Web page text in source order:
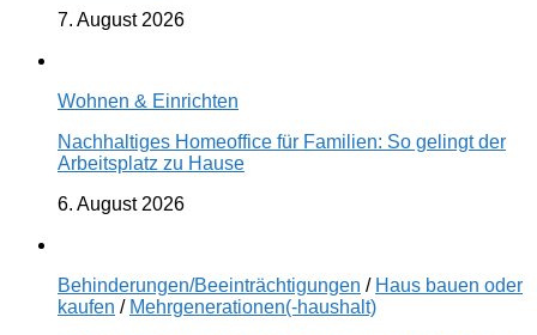
7. August 2026
Wohnen & Einrichten
Nachhaltiges Homeoffice für Familien: So gelingt der
Arbeitsplatz zu Hause
6. August 2026
Behinderungen/Beeinträchtigungen / Haus bauen oder
kaufen / Mehrgenerationen(-haushalt)